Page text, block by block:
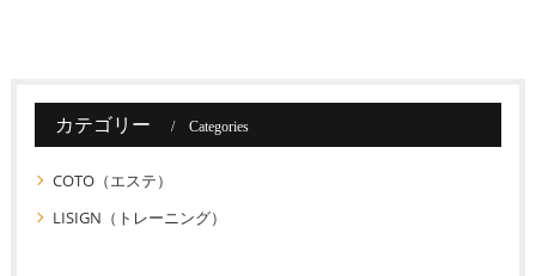
カテゴリー Categories
COTO（エステ）
LISIGN（トレーニング）